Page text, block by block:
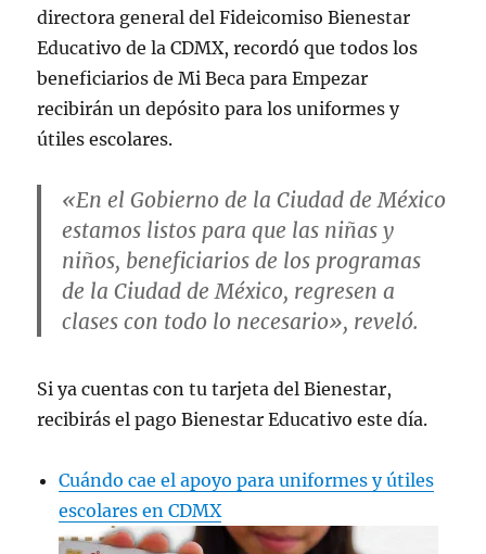
directora general del Fideicomiso Bienestar
Educativo de la CDMX, recordó que todos los
beneficiarios de Mi Beca para Empezar
recibirán un depósito para los uniformes y
útiles escolares.
«En el Gobierno de la Ciudad de México
estamos listos para que las niñas y
niños, beneficiarios de los programas
de la Ciudad de México, regresen a
clases con todo lo necesario», reveló.
Si ya cuentas con tu tarjeta del Bienestar,
recibirás el pago Bienestar Educativo este día.
Cuándo cae el apoyo para uniformes y útiles
escolares en CDMX